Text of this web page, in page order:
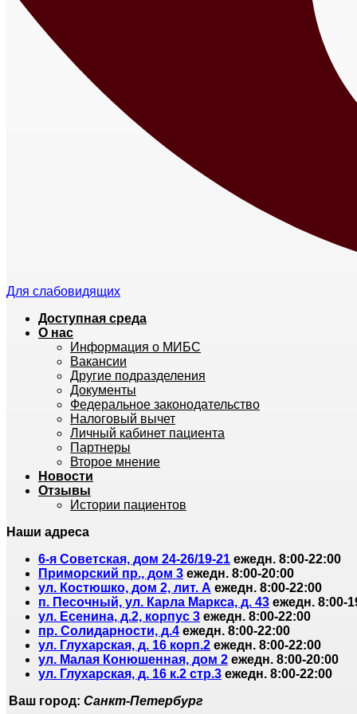
Для слабовидящих
Доступная среда
О нас
Информация о МИБС
Вакансии
Другие подразделения
Документы
Федеральное законодательство
Налоговый вычет
Личный кабинет пациента
Партнеры
Второе мнение
Новости
Отзывы
Истории пациентов
Наши адреса
6-я Советская, дом 24-26/19-21 ежедн. 8:00-22:00
Приморский пр., дом 3 ежедн. 8:00-20:00
ул. Костюшко, дом 2, лит. А ежедн. 8:00-22:00
п. Песочный, ул. Карла Маркса, д. 43 ежедн. 8:00-
ул. Есенина, д.2, корпус 3 ежедн. 8:00-22:00
пр. Солидарности, д.4 ежедн. 8:00-22:00
ул. Глухарская, д. 16 корп.2 ежедн. 8:00-22:00
ул. Малая Конюшенная, дом 2 ежедн. 8:00-20:00
ул. Глухарская, д. 16 к.2 стр.3 ежедн. 8:00-22:00
Ваш город: Санкт-Петербург